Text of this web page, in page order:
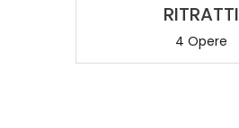
RITRATTI
4 Opere